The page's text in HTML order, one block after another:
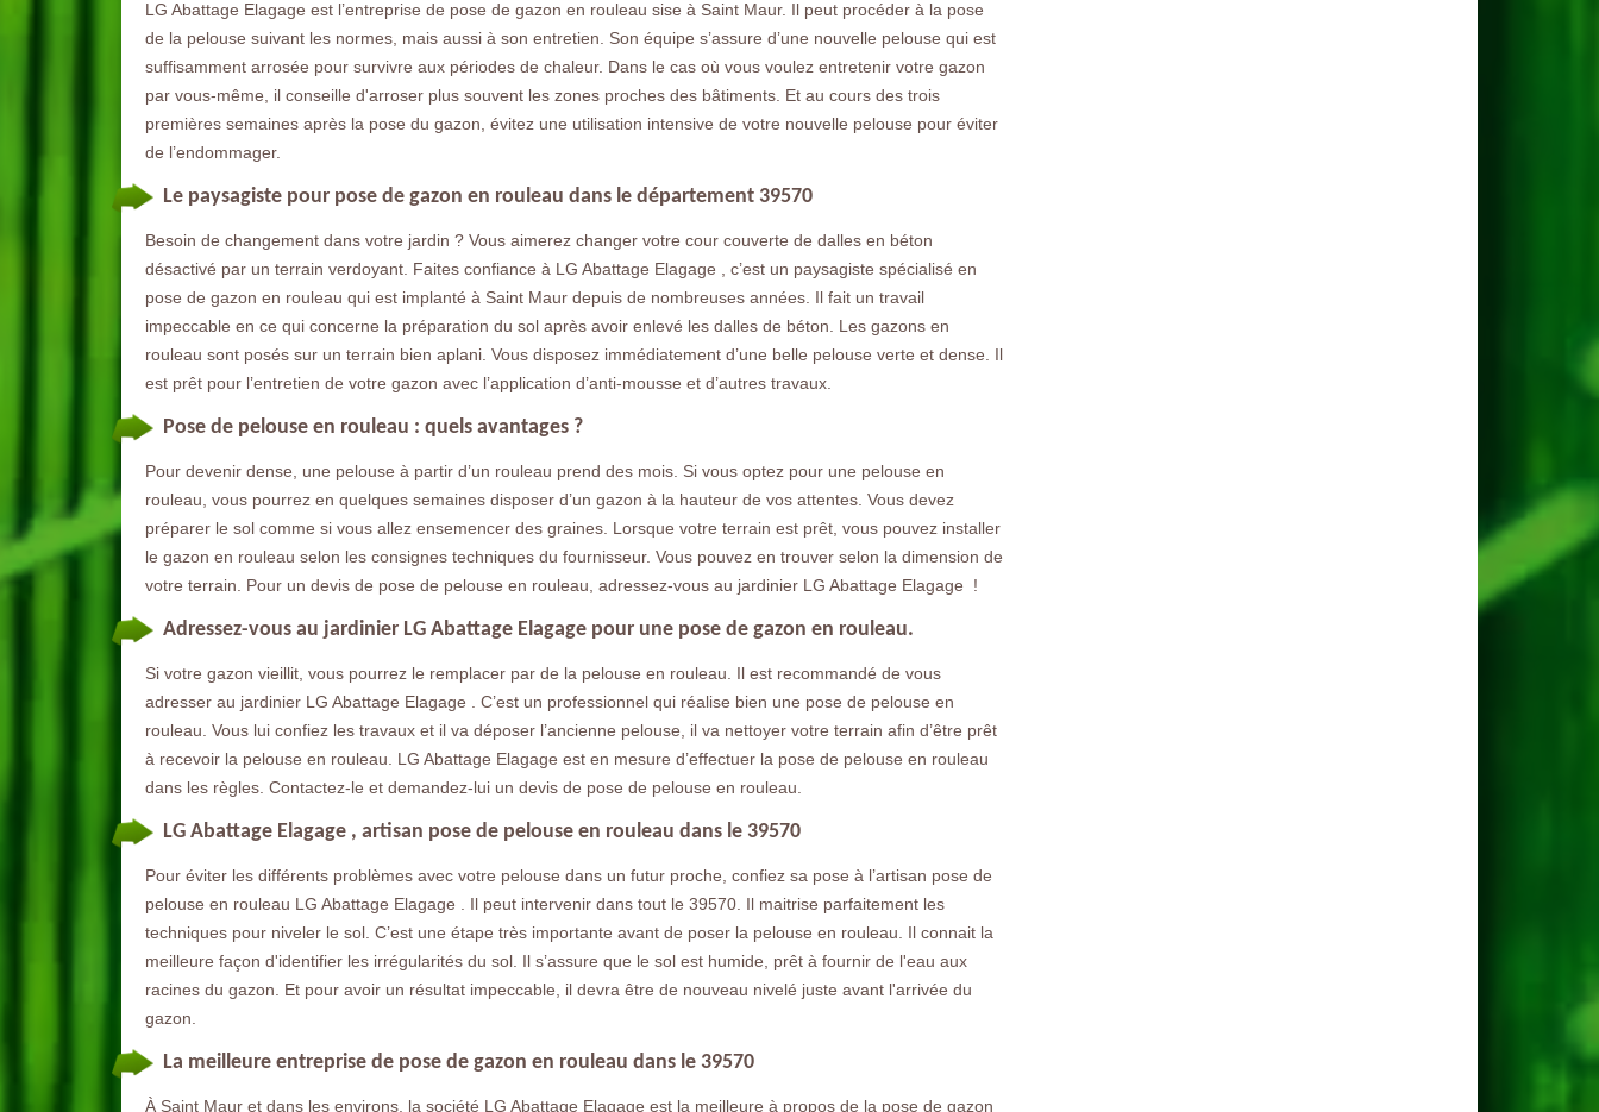
LG Abattage Elagage est l’entreprise de pose de gazon en rouleau sise à Saint Maur. Il peut procéder à la pose
de la pelouse suivant les normes, mais aussi à son entretien. Son équipe s’assure d’une nouvelle pelouse qui est
suffisamment arrosée pour survivre aux périodes de chaleur. Dans le cas où vous voulez entretenir votre gazon
par vous-même, il conseille d'arroser plus souvent les zones proches des bâtiments. Et au cours des trois
premières semaines après la pose du gazon, évitez une utilisation intensive de votre nouvelle pelouse pour éviter
de l’endommager.
Le paysagiste pour pose de gazon en rouleau dans le département 39570
Besoin de changement dans votre jardin ? Vous aimerez changer votre cour couverte de dalles en béton
désactivé par un terrain verdoyant. Faites confiance à LG Abattage Elagage , c’est un paysagiste spécialisé en
pose de gazon en rouleau qui est implanté à Saint Maur depuis de nombreuses années. Il fait un travail
impeccable en ce qui concerne la préparation du sol après avoir enlevé les dalles de béton. Les gazons en
rouleau sont posés sur un terrain bien aplani. Vous disposez immédiatement d’une belle pelouse verte et dense. Il
est prêt pour l’entretien de votre gazon avec l’application d’anti-mousse et d’autres travaux.
Pose de pelouse en rouleau : quels avantages ?
Pour devenir dense, une pelouse à partir d’un rouleau prend des mois. Si vous optez pour une pelouse en
rouleau, vous pourrez en quelques semaines disposer d’un gazon à la hauteur de vos attentes. Vous devez
préparer le sol comme si vous allez ensemencer des graines. Lorsque votre terrain est prêt, vous pouvez installer
le gazon en rouleau selon les consignes techniques du fournisseur. Vous pouvez en trouver selon la dimension de
votre terrain. Pour un devis de pose de pelouse en rouleau, adressez-vous au jardinier LG Abattage Elagage !
Adressez-vous au jardinier LG Abattage Elagage pour une pose de gazon en rouleau.
Si votre gazon vieillit, vous pourrez le remplacer par de la pelouse en rouleau. Il est recommandé de vous
adresser au jardinier LG Abattage Elagage . C’est un professionnel qui réalise bien une pose de pelouse en
rouleau. Vous lui confiez les travaux et il va déposer l’ancienne pelouse, il va nettoyer votre terrain afin d’être prêt
à recevoir la pelouse en rouleau. LG Abattage Elagage est en mesure d’effectuer la pose de pelouse en rouleau
dans les règles. Contactez-le et demandez-lui un devis de pose de pelouse en rouleau.
LG Abattage Elagage , artisan pose de pelouse en rouleau dans le 39570
Pour éviter les différents problèmes avec votre pelouse dans un futur proche, confiez sa pose à l’artisan pose de
pelouse en rouleau LG Abattage Elagage . Il peut intervenir dans tout le 39570. Il maitrise parfaitement les
techniques pour niveler le sol. C’est une étape très importante avant de poser la pelouse en rouleau. Il connait la
meilleure façon d'identifier les irrégularités du sol. Il s’assure que le sol est humide, prêt à fournir de l'eau aux
racines du gazon. Et pour avoir un résultat impeccable, il devra être de nouveau nivelé juste avant l'arrivée du
gazon.
La meilleure entreprise de pose de gazon en rouleau dans le 39570
À Saint Maur et dans les environs, la société LG Abattage Elagage est la meilleure à propos de la pose de gazon